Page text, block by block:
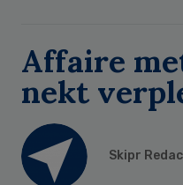
Affaire
nekt
Skipr